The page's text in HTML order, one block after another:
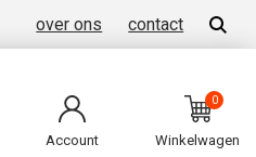
over ons contact
Account
0
Winkelwagen